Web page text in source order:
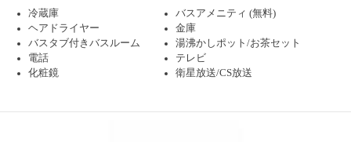
冷蔵庫
バスアメニティ (無料)
ヘアドライヤー
金庫
バスタブ付きバスルーム
湯沸かしポット/お茶セット
電話
テレビ
化粧鏡
衛星放送/CS放送